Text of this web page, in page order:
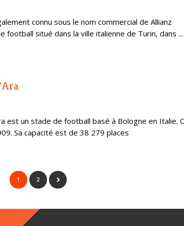
connu sous le nom commercial de Allianz
football situé dans la ville italienne de Turin, dans ...
est un stade de football basé à Bologne en Italie.
Sa capacité est de 38 279 places
1 2